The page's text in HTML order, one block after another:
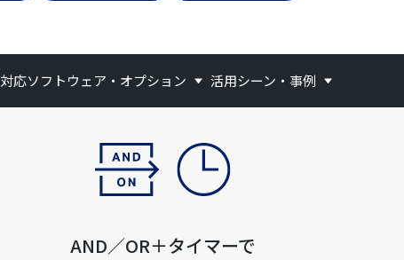
対応ソフトウェア・オプション 活用シーン・事例
AND／OR＋タイマーで